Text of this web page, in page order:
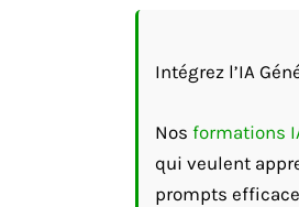
Intégrez l’IA
Nos formations
qui veulent
prompts